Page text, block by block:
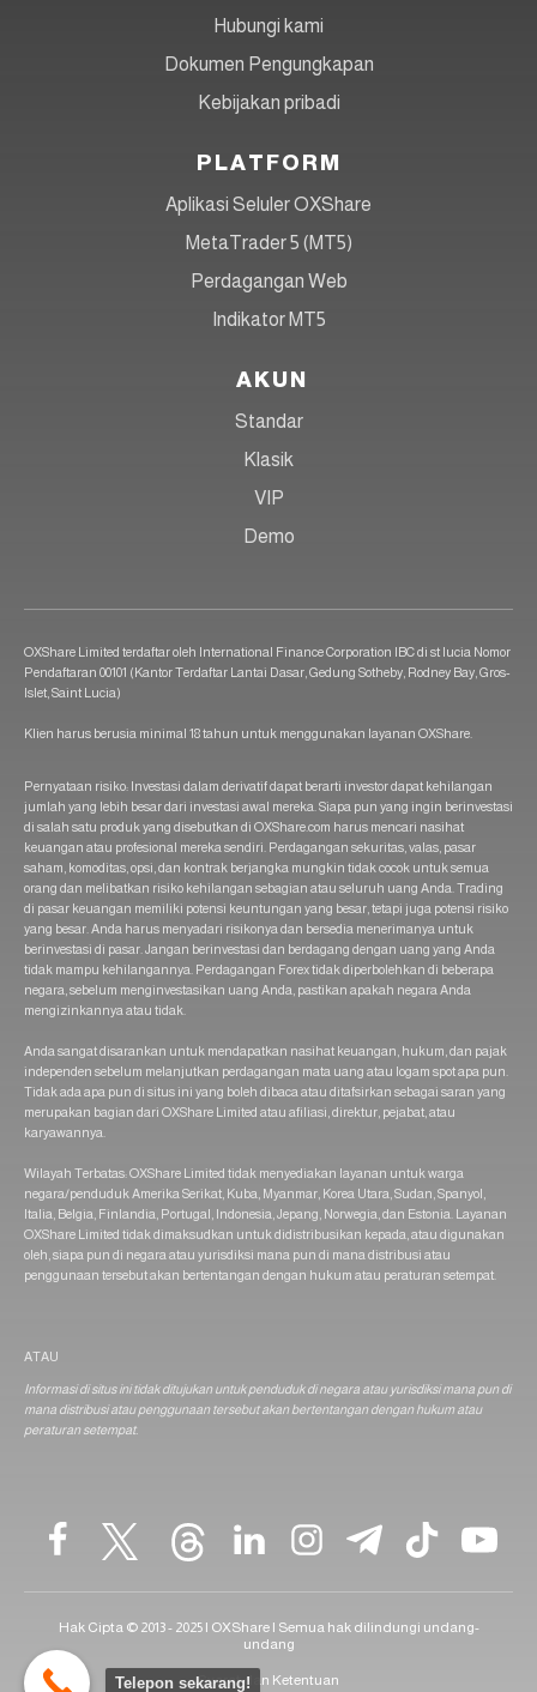
Hubungi kami
Dokumen Pengungkapan
Kebijakan pribadi
PLATFORM
Aplikasi Seluler OXShare
MetaTrader 5 (MT5)
Perdagangan Web
Indikator MT5
AKUN
Standar
Klasik
VIP
Demo
OXShare Limited terdaftar oleh International Finance Corporation IBC di st lucia Nomor
Pendaftaran 00101 (Kantor Terdaftar Lantai Dasar, Gedung Sotheby, Rodney Bay, Gros-
Islet, Saint Lucia)
Klien harus berusia minimal 18 tahun untuk menggunakan layanan OXShare.
Pernyataan risiko: Investasi dalam derivatif dapat berarti investor dapat kehilangan
jumlah yang lebih besar dari investasi awal mereka. Siapa pun yang ingin berinvestasi
di salah satu produk yang disebutkan di OXShare.com harus mencari nasihat
keuangan atau profesional mereka sendiri. Perdagangan sekuritas, valas, pasar
saham, komoditas, opsi, dan kontrak berjangka mungkin tidak cocok untuk semua
orang dan melibatkan risiko kehilangan sebagian atau seluruh uang Anda. Trading
di pasar keuangan memiliki potensi keuntungan yang besar, tetapi juga potensi risiko
yang besar. Anda harus menyadari risikonya dan bersedia menerimanya untuk
berinvestasi di pasar. Jangan berinvestasi dan berdagang dengan uang yang Anda
tidak mampu kehilangannya. Perdagangan Forex tidak diperbolehkan di beberapa
negara, sebelum menginvestasikan uang Anda, pastikan apakah negara Anda
mengizinkannya atau tidak.
Anda sangat disarankan untuk mendapatkan nasihat keuangan, hukum, dan pajak
independen sebelum melanjutkan perdagangan mata uang atau logam spot apa pun.
Tidak ada apa pun di situs ini yang boleh dibaca atau ditafsirkan sebagai saran yang
merupakan bagian dari OXShare Limited atau afiliasi, direktur, pejabat, atau
karyawannya.
Wilayah Terbatas: OXShare Limited tidak menyediakan layanan untuk warga
negara/penduduk Amerika Serikat, Kuba, Myanmar, Korea Utara, Sudan, Spanyol,
Italia, Belgia, Finlandia, Portugal, Indonesia, Jepang, Norwegia, dan Estonia. Layanan
OXShare Limited tidak dimaksudkan untuk didistribusikan kepada, atau digunakan
oleh, siapa pun di negara atau yurisdiksi mana pun di mana distribusi atau
penggunaan tersebut akan bertentangan dengan hukum atau peraturan setempat.
ATAU
Informasi di situs ini tidak ditujukan untuk penduduk di negara atau yurisdiksi mana pun di
mana distribusi atau penggunaan tersebut akan bertentangan dengan hukum atau
peraturan setempat.
Hak Cipta © 2013 - 2025 | OXShare | Semua hak dilindungi undang-
undang
Syarat dan Ketentuan
Telepon sekarang!